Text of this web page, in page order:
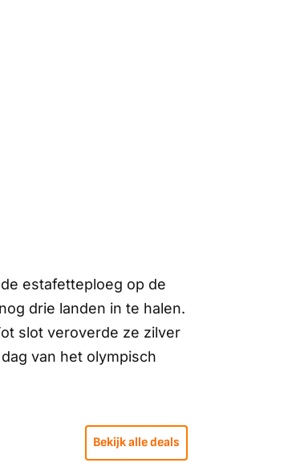
estafetteploeg op de
drie landen in te halen.
slot veroverde ze zilver
van het olympisch
Bekijk alle deals